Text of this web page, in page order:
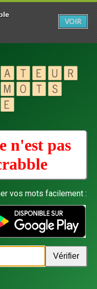
n'est pas
vos mots facilement :
VOIR